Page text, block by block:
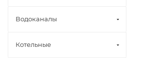
Водоканалы
Котельные